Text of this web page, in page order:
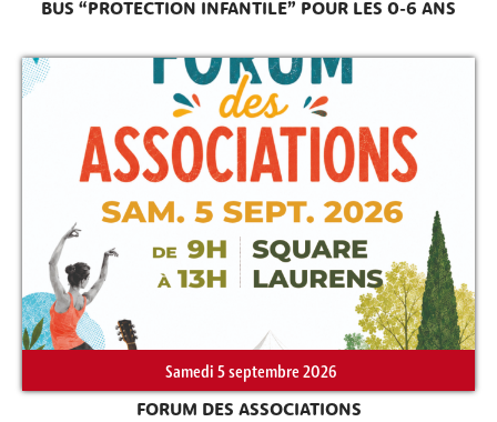
BUS “PROTECTION INFANTILE” POUR LES 0-6 ANS
Samedi 5 septembre 2026
FORUM DES ASSOCIATIONS